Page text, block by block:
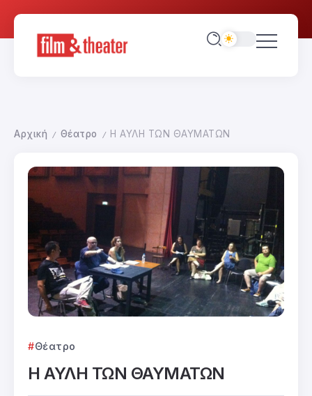
Αρχική / Θέατρο / Η ΑΥΛΗ ΤΩΝ ΘΑΥΜΑΤΩΝ
Θέατρο
Η ΑΥΛΗ ΤΩΝ ΘΑΥΜΑΤΩΝ